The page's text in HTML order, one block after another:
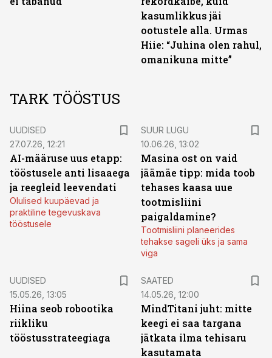
kasumlikkus jäi
ootustele alla. Urmas
Hiie: “Juhina olen rahul,
omanikuna mitte”
TARK TÖÖSTUS
UUDISED
27.07.26, 12:21
AI-määruse uus etapp:
tööstusele anti lisaaega
ja reegleid leevendati
Olulised kuupäevad ja
praktiline tegevuskava
tööstusele
SUUR LUGU
10.06.26, 13:02
Masina ost on vaid
jäämäe tipp: mida toob
tehases kaasa uue
tootmisliini
paigaldamine?
Tootmisliini planeerides
tehakse sageli üks ja sama
viga
UUDISED
15.05.26, 13:05
Hiina seob robootika
riikliku
tööstusstrateegiaga
SAATED
14.05.26, 12:00
MindTitani juht: mitte
keegi ei saa targana
jätkata ilma tehisaru
kasutamata